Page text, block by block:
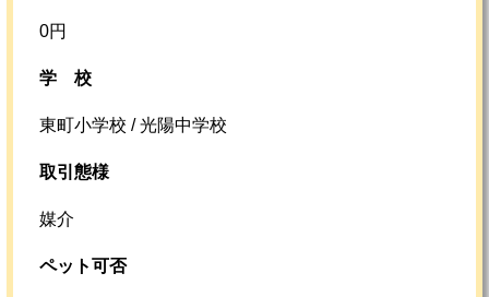
0円
学校
東町小学校 / 光陽中学校
取引態様
媒介
ペット可否